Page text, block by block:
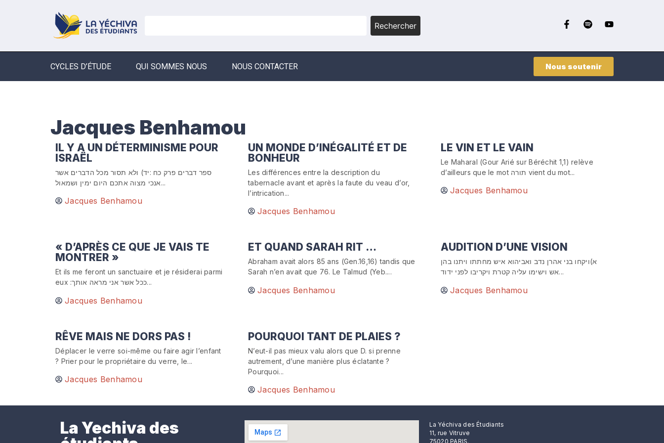
Rechercher
CYCLES D’ÉTUDE QUI SOMMES NOUS NOUS CONTACTER Nous soutenir
Jacques Benhamou
IL Y A UN DÉTERMINISME POUR
ISRAËL
ספר דברים פרק כח :יד) ולא תסור מכל הדברים אשר
אנכי מצוה אתכם היום ימין ושמאול...
Jacques Benhamou
UN MONDE D’INÉGALITÉ ET DE
BONHEUR
Les différences entre la description du
tabernacle avant et après la faute du veau d’or,
l’intrication...
Jacques Benhamou
LE VIN ET LE VAIN
Le Maharal (Gour Arié sur Béréchit 1,1) relève
d’ailleurs que le mot תורה vient du mot...
Jacques Benhamou
« D’APRÈS CE QUE JE VAIS TE
MONTRER »
Et ils me feront un sanctuaire et je résiderai parmi
eux :ככל אשר אני מראה אותך...
Jacques Benhamou
ET QUAND SARAH RIT …
Abraham avait alors 85 ans (Gen.16,16) tandis que
Sarah n’en avait que 76. Le Talmud (Yeb....
Jacques Benhamou
AUDITION D’UNE VISION
א)ויקחו בני אהרן נדב ואביהוא איש מחתתו ויתנו בהן
אש וישימו עליה קטרת ויקריבו לפני ידוד...
Jacques Benhamou
RÊVE MAIS NE DORS PAS !
Déplacer le verre soi-même ou faire agir l’enfant
? Prier pour le propriétaire du verre, le...
Jacques Benhamou
POURQUOI TANT DE PLAIES ?
N’eut-il pas mieux valu alors que D. si prenne
autrement, d’une manière plus éclatante ?
Pourquoi...
Jacques Benhamou
La Yechiva des
La Yéchiva des Étudiants
11, rue Vitruve
75020 PARIS.